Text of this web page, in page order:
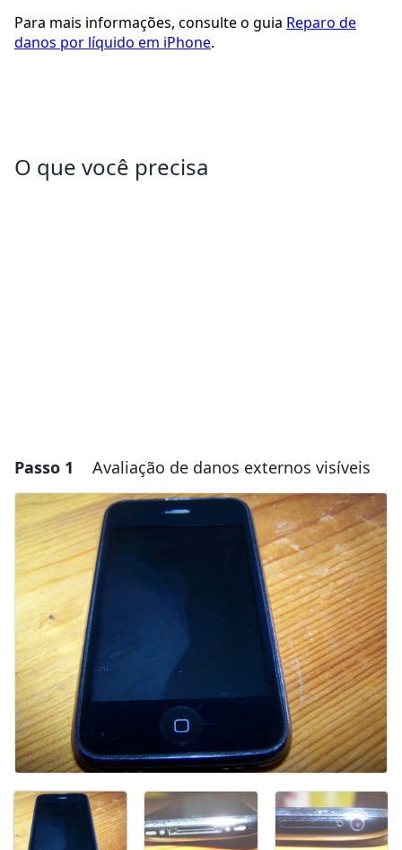
Para mais informações, consulte o guia Reparo de
danos por líquido em iPhone.
O que você precisa
Passo 1 Avaliação de danos externos visíveis